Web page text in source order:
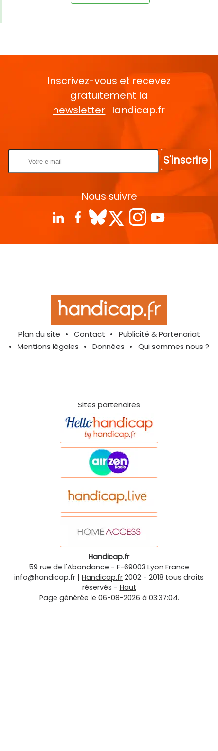
Inscrivez-vous et recevez
gratuitement la
newsletter Handicap.fr
S'inscrire
Nous suivre
Plan du site Contact
Publicité & Partenariat
Mentions légales
Données Qui sommes nous ?
Sites partenaires
Handicap.fr
59 rue de l'Abondance - F-69003 Lyon France
info@handicap.fr | Handicap.fr 2002 - 2018 tous droits
réservés - Haut
Page générée le 06-08-2026 à 03:37:04.